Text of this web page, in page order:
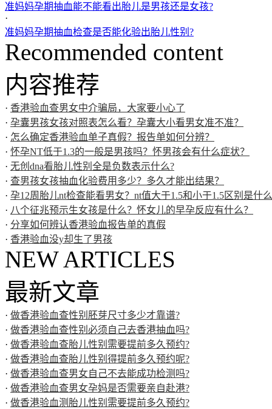
准妈妈孕期抽血能不能看出胎儿是男孩还是女孩?
·
准妈妈孕期抽血检查是否能化验出胎儿性别?
Recommended content
内容推荐
· 香港验血查男女中介骗局，大家要小心了
· 孕囊男孩女孩对照表怎么看？孕囊大小看男女准不准？
· 怎么确定香港验血单子真假？报告单如何分辨？
· 怀孕NT低于1.3的一般是男孩吗？怀男孩会有什么症状？
· 无创dna看胎儿性别全是负数表示什么?
· 查男孩女孩抽血化验费用多少？多久才能出结果？
· 孕12周胎儿nt检查能看男女？nt值大于1.5和小于1.5区别是什
· 八个征兆预示生女孩是什么？怀女儿的早孕反应有什么？
· 分享如何辨认香港验血报告单的真假
· 香港验血没y却生了男孩
NEW ARTICLES
最新文章
· 做香港验血查性别胚芽尺寸多少才靠谱?
· 做香港验血查性别必须自己去香港抽血吗?
· 做香港验血查胎儿性别需要提前多久预约?
· 做香港验血查胎儿性别得提前多久预约呢?
· 做香港验血查男女自己不去能成功检测吗?
· 做香港验血查男女孕妈是否需要亲自赴港?
· 做香港验血测胎儿性别需要提前多久预约?